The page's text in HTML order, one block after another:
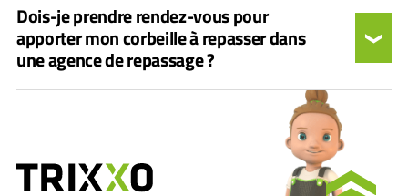
Dois-je prendre rendez-vous pour
apporter mon corbeille à repasser dans
une agence de repassage ?